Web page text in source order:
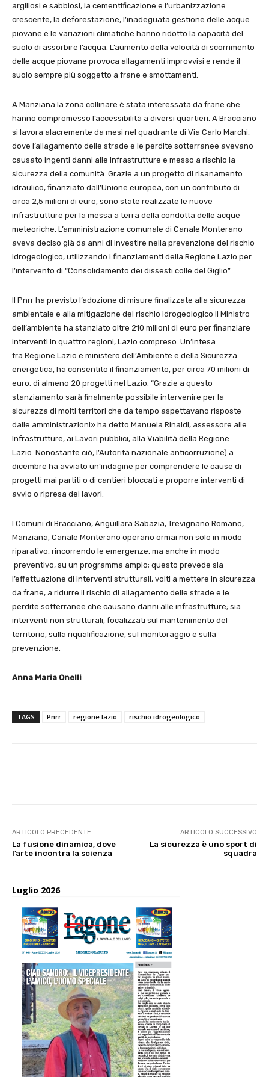
argillosi e sabbiosi, la cementificazione e l’urbanizzazione
crescente, la deforestazione, l’inadeguata gestione delle acque
piovane e le variazioni climatiche hanno ridotto la capacità del
suolo di assorbire l’acqua. L’aumento della velocità di scorrimento
delle acque piovane provoca allagamenti improvvisi e rende il
suolo sempre più soggetto a frane e smottamenti.
A Manziana la zona collinare è stata interessata da frane che
hanno compromesso l’accessibilità a diversi quartieri. A Bracciano
si lavora alacremente da mesi nel quadrante di Via Carlo Marchi,
dove l’allagamento delle strade e le perdite sotterranee avevano
causato ingenti danni alle infrastrutture e messo a rischio la
sicurezza della comunità. Grazie a un progetto di risanamento
idraulico, finanziato dall’Unione europea, con un contributo di
circa 2,5 milioni di euro, sono state realizzate le nuove
infrastrutture per la messa a terra della condotta delle acque
meteoriche. L’amministrazione comunale di Canale Monterano
aveva deciso già da anni di investire nella prevenzione del rischio
idrogeologico, utilizzando i finanziamenti della Regione Lazio per
l’intervento di “Consolidamento dei dissesti colle del Giglio”.
Il Pnrr ha previsto l’adozione di misure finalizzate alla sicurezza
ambientale e alla mitigazione del rischio idrogeologico Il Ministro
dell’ambiente ha stanziato oltre 210 milioni di euro per finanziare
interventi in quattro regioni, Lazio compreso. Un’intesa
tra Regione Lazio e ministero dell’Ambiente e della Sicurezza
energetica, ha consentito il finanziamento, per circa 70 milioni di
euro, di almeno 20 progetti nel Lazio. “Grazie a questo
stanziamento sarà finalmente possibile intervenire per la
sicurezza di molti territori che da tempo aspettavano risposte
dalle amministrazioni» ha detto Manuela Rinaldi, assessore alle
Infrastrutture, ai Lavori pubblici, alla Viabilità della Regione
Lazio. Nonostante ciò, l’Autorità nazionale anticorruzione) a
dicembre ha avviato un’indagine per comprendere le cause di
progetti mai partiti o di cantieri bloccati e proporre interventi di
avvio o ripresa dei lavori.
I Comuni di Bracciano, Anguillara Sabazia, Trevignano Romano,
Manziana, Canale Monterano operano ormai non solo in modo
riparativo, rincorrendo le emergenze, ma anche in modo
preventivo, su un programma ampio; questo prevede sia
l’effettuazione di interventi strutturali, volti a mettere in sicurezza
da frane, a ridurre il rischio di allagamento delle strade e le
perdite sotterranee che causano danni alle infrastrutture; sia
interventi non strutturali, focalizzati sul mantenimento del
territorio, sulla riqualificazione, sul monitoraggio e sulla
prevenzione.
Anna Maria Onelli
TAGS Pnrr regione lazio rischio idrogeologico
ARTICOLO PRECEDENTE
La fusione dinamica, dove
l’arte incontra la scienza
ARTICOLO SUCCESSIVO
La sicurezza è uno sport di
squadra
Luglio 2026